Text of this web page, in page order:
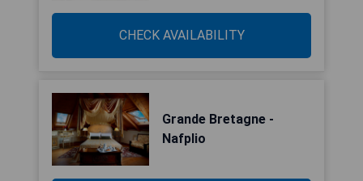
CHECK AVAILABILITY
Grande Bretagne -
Nafplio